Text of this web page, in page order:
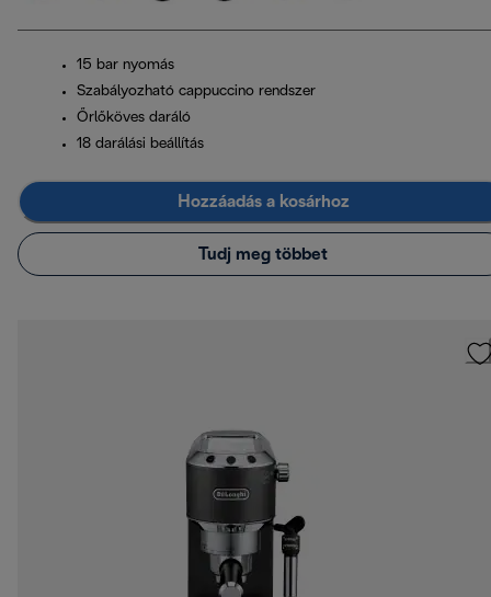
15 bar nyomás
Szabályozható cappuccino rendszer
Őrlőköves daráló
18 darálási beállítás
Hozzáadás a kosárhoz
Tudj meg többet